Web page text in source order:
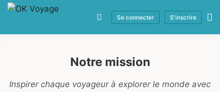
Se connecter S'inscrire
Notre mission
Inspirer chaque voyageur à explorer le monde avec